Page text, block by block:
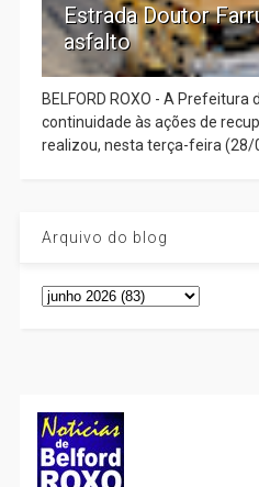
Estrada Doutor
asfalto
BELFORD ROXO - A Prefeitura
continuidade às ações de
realizou, nesta terça-feira (28/
Arquivo do blog